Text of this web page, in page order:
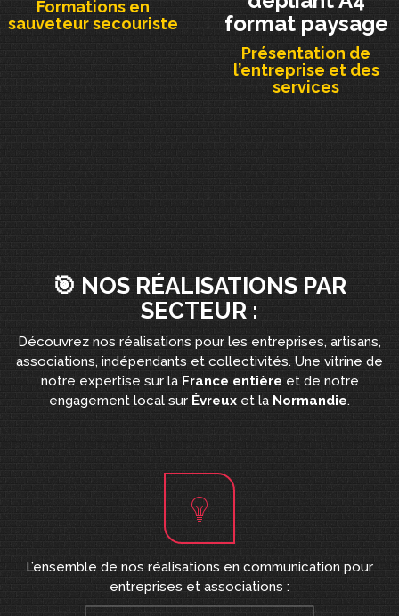
Formations en
sauveteur secouriste
format paysage
Présentation de
l’entreprise et des
services
🎯 NOS RÉALISATIONS PAR
SECTEUR :
Découvrez nos réalisations pour les entreprises, artisans,
associations, indépendants et collectivités. Une vitrine de
notre expertise sur la France entière et de notre
engagement local sur Évreux et la Normandie.
L’ensemble de nos réalisations en communication pour
entreprises et associations :